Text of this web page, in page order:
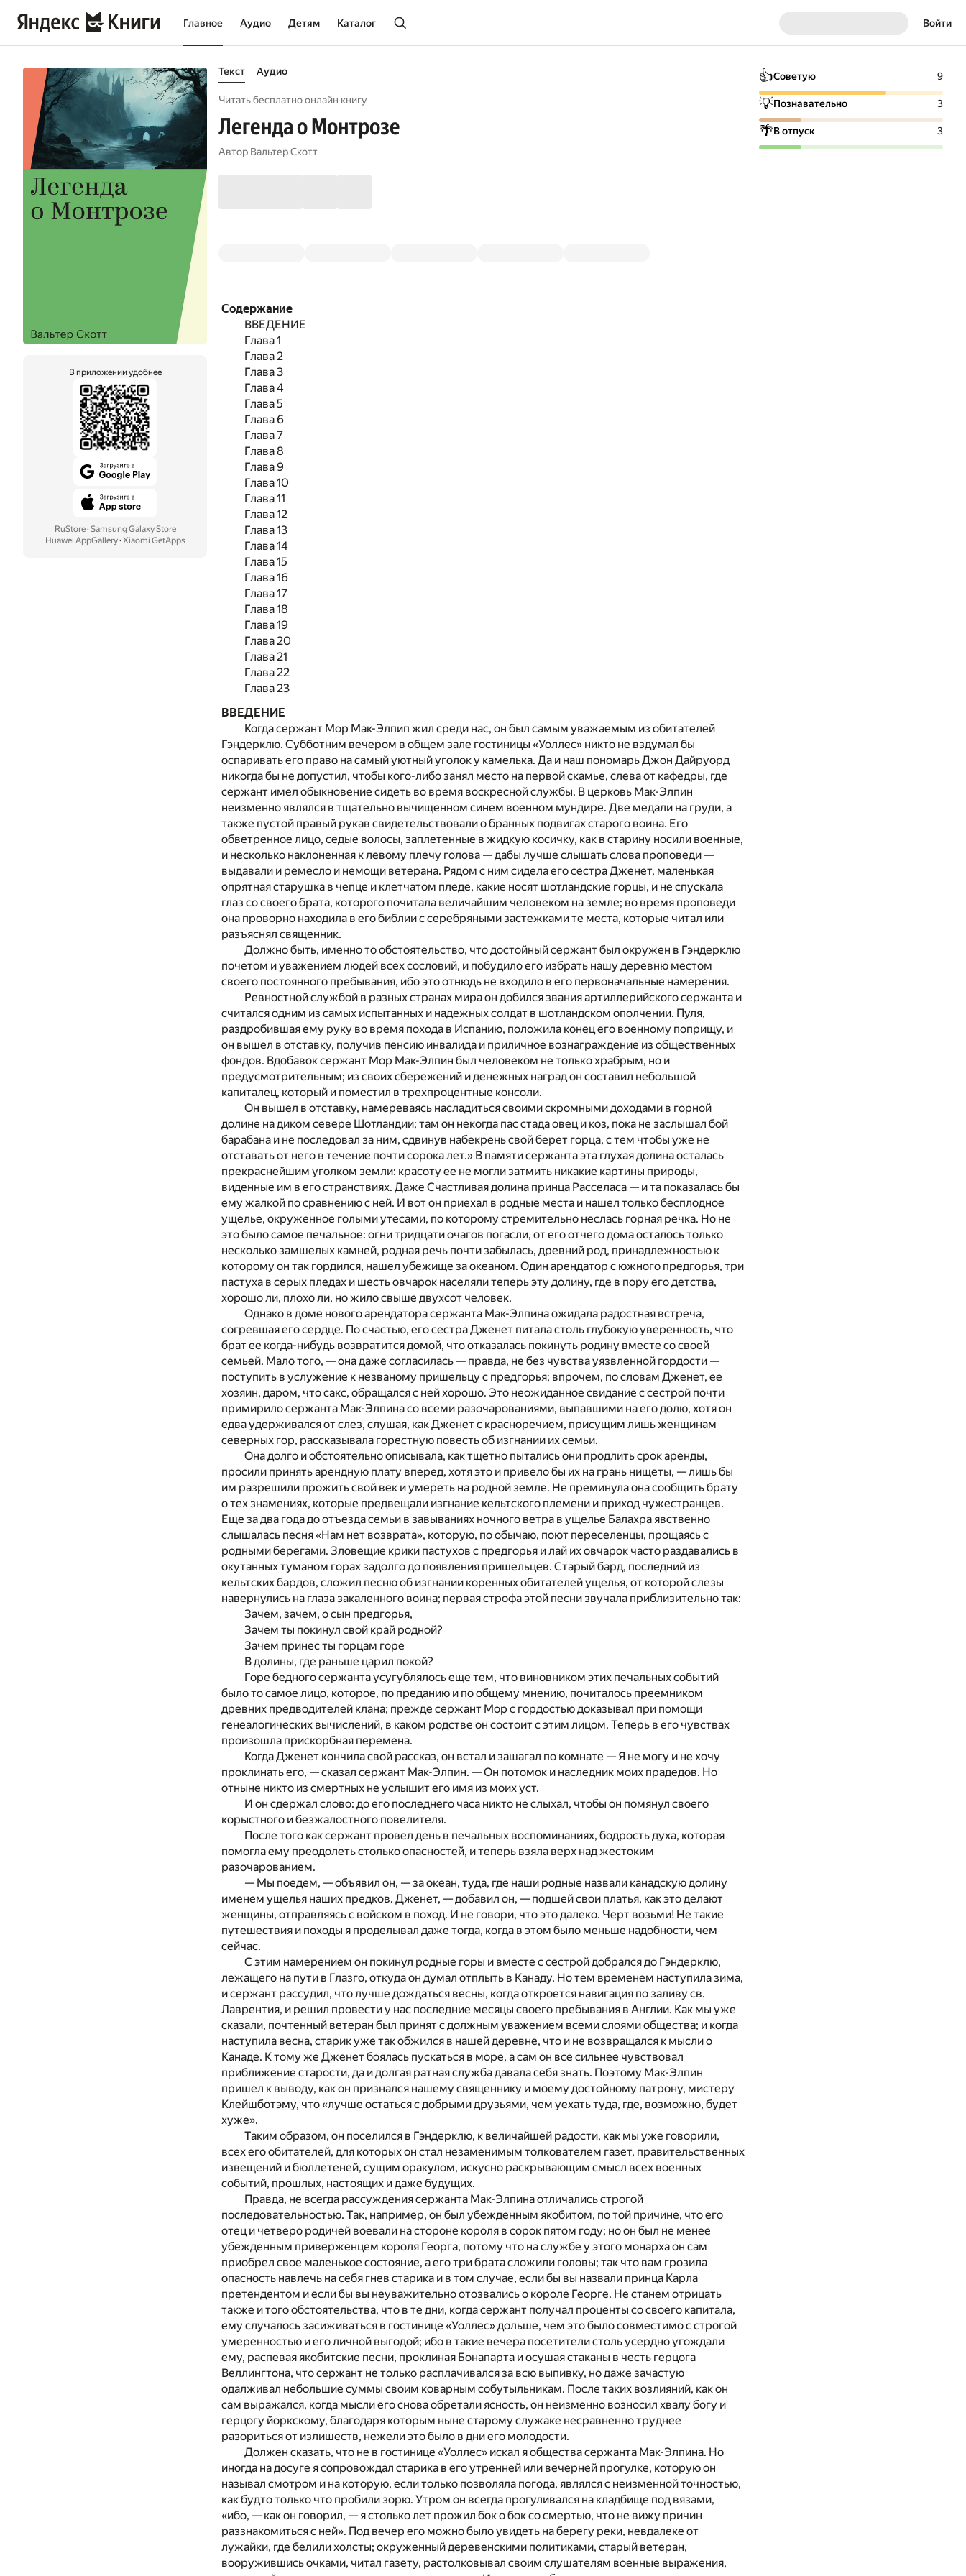
Главное Аудио Детям Каталог Войти
В приложении удобнее
RuStore· Samsung Galaxy Store
Huawei AppGallery· Xiaomi GetApps
Текст Аудио
Читать бесплатно онлайн книгу
Легенда о Монтрозе
Автор Вальтер Скотт
Содержание
ВВЕДЕНИЕ
Глава 1
Глава 2
Глава 3
Глава 4
Глава 5
Глава 6
Глава 7
Глава 8
Глава 9
Глава 10
Глава 11
Глава 12
Глава 13
Глава 14
Глава 15
Глава 16
Глава 17
Глава 18
Глава 19
Глава 20
Глава 21
Глава 22
Глава 23
ВВЕДЕНИЕ
Когда сержант Мор Мак-Элпип жил среди нас, он был самым уважаемым из обитателей
Гэндерклю. Субботним вечером в общем зале гостиницы «Уоллес» никто не вздумал бы
оспаривать его право на самый уютный уголок у камелька. Да и наш пономарь Джон Дайруорд
никогда бы не допустил, чтобы кого-либо занял место на первой скамье, слева от кафедры, где
сержант имел обыкновение сидеть во время воскресной службы. В церковь Мак-Элпин
неизменно являлся в тщательно вычищенном синем военном мундире. Две медали на груди, а
также пустой правый рукав свидетельствовали о бранных подвигах старого воина. Его
обветренное лицо, седые волосы, заплетенные в жидкую косичку, как в старину носили военные,
и несколько наклоненная к левому плечу голова — дабы лучше слышать слова проповеди —
выдавали и ремесло и немощи ветерана. Рядом с ним сидела его сестра Дженет, маленькая
опрятная старушка в чепце и клетчатом пледе, какие носят шотландские горцы, и не спускала
глаз со своего брата, которого почитала величайшим человеком на земле; во время проповеди
она проворно находила в его библии с серебряными застежками те места, которые читал или
разъяснял священник.
Должно быть, именно то обстоятельство, что достойный сержант был окружен в Гэндерклю
почетом и уважением людей всех сословий, и побудило его избрать нашу деревню местом
своего постоянного пребывания, ибо это отнюдь не входило в его первоначальные намерения.
Ревностной службой в разных странах мира он добился звания артиллерийского сержанта и
считался одним из самых испытанных и надежных солдат в шотландском ополчении. Пуля,
раздробившая ему руку во время похода в Испанию, положила конец его военному поприщу, и
он вышел в отставку, получив пенсию инвалида и приличное вознаграждение из общественных
фондов. Вдобавок сержант Мор Мак-Элпин был человеком не только храбрым, но и
предусмотрительным; из своих сбережений и денежных наград он составил небольшой
капиталец, который и поместил в трехпроцентные консоли.
Он вышел в отставку, намереваясь насладиться своими скромными доходами в горной
долине на диком севере Шотландии; там он некогда пас стада овец и коз, пока не заслышал бой
барабана и не последовал за ним, сдвинув набекрень свой берет горца, с тем чтобы уже не
отставать от него в течение почти сорока лет.» В памяти сержанта эта глухая долина осталась
прекраснейшим уголком земли: красоту ее не могли затмить никакие картины природы,
виденные им в его странствиях. Даже Счастливая долина принца Расселаса — и та показалась бы
ему жалкой по сравнению с ней. И вот он приехал в родные места и нашел только бесплодное
ущелье, окруженное голыми утесами, по которому стремительно неслась горная речка. Но не
это было самое печальное: огни тридцати очагов погасли, от его отчего дома осталось только
несколько замшелых камней, родная речь почти забылась, древний род, принадлежностью к
которому он так гордился, нашел убежище за океаном. Один арендатор с южного предгорья, три
пастуха в серых пледах и шесть овчарок населяли теперь эту долину, где в пору его детства,
хорошо ли, плохо ли, но жило свыше двухсот человек.
Однако в доме нового арендатора сержанта Мак-Элпина ожидала радостная встреча,
согревшая его сердце. По счастью, его сестра Дженет питала столь глубокую уверенность, что
брат ее когда-нибудь возвратится домой, что отказалась покинуть родину вместе со своей
семьей. Мало того, — она даже согласилась — правда, не без чувства уязвленной гордости —
поступить в услужение к незваному пришельцу с предгорья; впрочем, по словам Дженет, ее
хозяин, даром, что сакс, обращался с ней хорошо. Это неожиданное свидание с сестрой почти
примирило сержанта Мак-Элпина со всеми разочарованиями, выпавшими на его долю, хотя он
едва удерживался от слез, слушая, как Дженет с красноречием, присущим лишь женщинам
северных гор, рассказывала горестную повесть об изгнании их семьи.
Она долго и обстоятельно описывала, как тщетно пытались они продлить срок аренды,
просили принять арендную плату вперед, хотя это и привело бы их на грань нищеты, — лишь бы
им разрешили прожить свой век и умереть на родной земле. Не преминула она сообщить брату
о тех знамениях, которые предвещали изгнание кельтского племени и приход чужестранцев.
Еще за два года до отъезда семьи в завываниях ночного ветра в ущелье Балахра явственно
слышалась песня «Нам нет возврата», которую, по обычаю, поют переселенцы, прощаясь с
родными берегами. Зловещие крики пастухов с предгорья и лай их овчарок часто раздавались в
окутанных туманом горах задолго до появления пришельцев. Старый бард, последний из
кельтских бардов, сложил песню об изгнании коренных обитателей ущелья, от которой слезы
навернулись на глаза закаленного воина; первая строфа этой песни звучала приблизительно так:
Зачем, зачем, о сын предгорья,
Зачем ты покинул свой край родной?
Зачем принес ты горцам горе
В долины, где раньше царил покой?
Горе бедного сержанта усугублялось еще тем, что виновником этих печальных событий
было то самое лицо, которое, по преданию и по общему мнению, почиталось преемником
древних предводителей клана; прежде сержант Мор с гордостью доказывал при помощи
генеалогических вычислений, в каком родстве он состоит с этим лицом. Теперь в его чувствах
произошла прискорбная перемена.
Когда Дженет кончила свой рассказ, он встал и зашагал по комнате — Я не могу и не хочу
проклинать его, — сказал сержант Мак-Элпин. — Он потомок и наследник моих прадедов. Но
отныне никто из смертных не услышит его имя из моих уст.
И он сдержал слово: до его последнего часа никто не слыхал, чтобы он помянул своего
корыстного и безжалостного повелителя.
После того как сержант провел день в печальных воспоминаниях, бодрость духа, которая
помогла ему преодолеть столько опасностей, и теперь взяла верх над жестоким
разочарованием.
— Мы поедем, — объявил он, — за океан, туда, где наши родные назвали канадскую долину
именем ущелья наших предков. Дженет, — добавил он, — подшей свои платья, как это делают
женщины, отправляясь с войском в поход. И не говори, что это далеко. Черт возьми! Не такие
путешествия и походы я проделывал даже тогда, когда в этом было меньше надобности, чем
сейчас.
С этим намерением он покинул родные горы и вместе с сестрой добрался до Гэндерклю,
лежащего на пути в Глазго, откуда он думал отплыть в Канаду. Но тем временем наступила зима,
и сержант рассудил, что лучше дождаться весны, когда откроется навигация по заливу св.
Лаврентия, и решил провести у нас последние месяцы своего пребывания в Англии. Как мы уже
сказали, почтенный ветеран был принят с должным уважением всеми слоями общества; и когда
наступила весна, старик уже так обжился в нашей деревне, что и не возвращался к мысли о
Канаде. К тому же Дженет боялась пускаться в море, а сам он все сильнее чувствовал
приближение старости, да и долгая ратная служба давала себя знать. Поэтому Мак-Элпин
пришел к выводу, как он признался нашему священнику и моему достойному патрону, мистеру
Клейшботэму, что «лучше остаться с добрыми друзьями, чем уехать туда, где, возможно, будет
хуже».
Таким образом, он поселился в Гэндерклю, к величайшей радости, как мы уже говорили,
всех его обитателей, для которых он стал незаменимым толкователем газет, правительственных
извещений и бюллетеней, сущим оракулом, искусно раскрывающим смысл всех военных
событий, прошлых, настоящих и даже будущих.
Правда, не всегда рассуждения сержанта Мак-Элпина отличались строгой
последовательностью. Так, например, он был убежденным якобитом, по той причине, что его
отец и четверо родичей воевали на стороне короля в сорок пятом году; но он был не менее
убежденным приверженцем короля Георга, потому что на службе у этого монарха он сам
приобрел свое маленькое состояние, а его три брата сложили головы; так что вам грозила
опасность навлечь на себя гнев старика и в том случае, если бы вы назвали принца Карла
претендентом и если бы вы неуважительно отозвались о короле Георге. Не станем отрицать
также и того обстоятельства, что в те дни, когда сержант получал проценты со своего капитала,
ему случалось засиживаться в гостинице «Уоллес» дольше, чем это было совместимо с строгой
умеренностью и его личной выгодой; ибо в такие вечера посетители столь усердно угождали
ему, распевая якобитские песни, проклиная Бонапарта и осушая стаканы в честь герцога
Веллингтона, что сержант не только расплачивался за всю выпивку, но даже зачастую
одалживал небольшие суммы своим коварным собутыльникам. После таких возлияний, как он
сам выражался, когда мысли его снова обретали ясность, он неизменно возносил хвалу богу и
герцогу йоркскому, благодаря которым ныне старому служаке несравненно труднее
разориться от излишеств, нежели это было в дни его молодости.
Должен сказать, что не в гостинице «Уоллес» искал я общества сержанта Мак-Элпина. Но
иногда на досуге я сопровождал старика в его утренней или вечерней прогулке, которую он
называл смотром и на которую, если только позволяла погода, являлся с неизменной точностью,
как будто только что пробили зорю. Утром он всегда прогуливался на кладбище под вязами,
«ибо, — как он говорил, — я столько лет прожил бок о бок со смертью, что не вижу причин
раззнакомиться с ней». Под вечер его можно было увидеть на берегу реки, невдалеке от
лужайки, где белили холсты; окруженный деревенскими политиками, старый ветеран,
вооружившись очками, читал газету, растолковывал своим слушателям военные выражения,
👍Советую 9
💡Познавательно 3
🌴В отпуск 3